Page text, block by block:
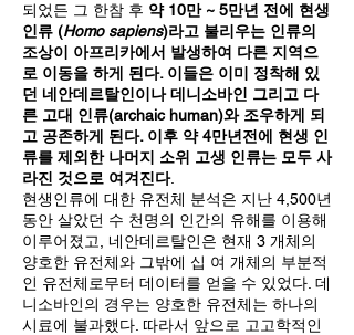
되었든 그 한참 후 약 10만 ~ 5만년 전에 현생
인류 (Homo sapiens)라고 불리우는 인류의
조상이 아프리카에서 발생하여 다른 지역으
로 이동을 하게 된다. 이들은 이미 정착해 있
던 네안데르탈인이나 데니소바인 그리고 다
른 고대 인류(archaic human)와 조우하게 되
고 공존하게 된다. 이후 약 4만년전에 현생 인
류를 제외한 나머지 소위 고생 인류는 모두 사
라진 것으로 여겨진다.
현생인류에 대한 유전체 분석은 지난 4,500년
동안 살았던 수 천명의 인간의 유해를 이용해
이루어졌고, 네안데르탈인은 현재 3 개체의
양호한 유전체와 그밖에 십 여 개체의 부분적
인 유전체로무터 데이터를 얻을 수 있었다. 데
니소바인의 경우는 양호한 유전체는 하나의
시료에 불과했다. 따라서 앞으로 고고학적인